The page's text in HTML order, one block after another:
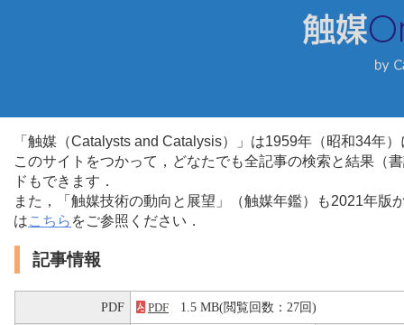
「触媒（Catalysts and Catalysis）」は1959年（昭和34年
このサイトをつかって，どなたでも全記事の検索と結果（
ドもできます．
また，「触媒技術の動向と展望」（触媒年鑑）も2021年
はこちら をご参照ください．
記事情報
PDF PDF 1.5 MB(閲覧回数：27回)